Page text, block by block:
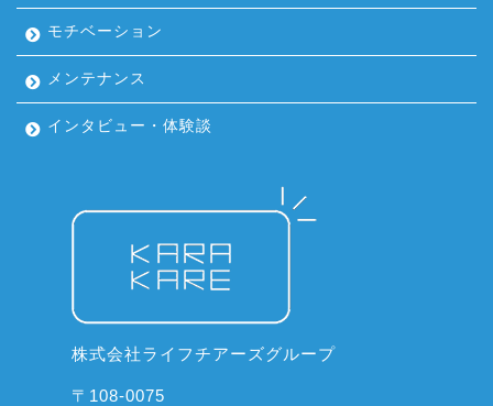
モチベーション
メンテナンス
インタビュー・体験談
株式会社ライフチアーズグループ
〒108-0075